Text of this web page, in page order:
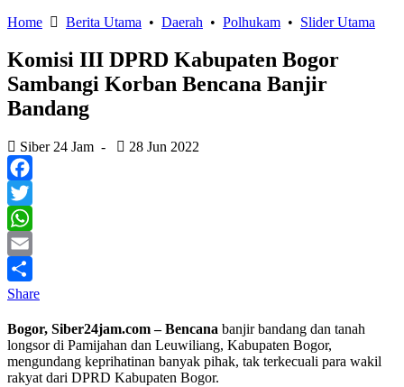
Home
Berita Utama • Daerah • Polhukam • Slider Utama
Komisi III DPRD Kabupaten Bogor
Sambangi Korban Bencana Banjir
Bandang
Siber 24 Jam - 28 Jun 2022
Facebook
Twitter
WhatsApp
Email
Share
Bogor, Siber24jam.com – Bencana banjir bandang dan tanah
longsor di Pamijahan dan Leuwiliang, Kabupaten Bogor,
mengundang keprihatinan banyak pihak, tak terkecuali para wakil
rakyat dari DPRD Kabupaten Bogor.